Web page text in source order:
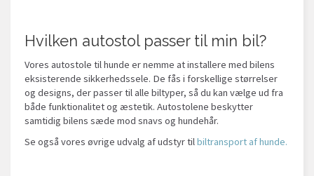
Hvilken autostol passer til min bil?
Vores autostole til hunde er nemme at installere med bilens
eksisterende sikkerhedssele. De fås i forskellige størrelser
og designs, der passer til alle biltyper, så du kan vælge ud fra
både funktionalitet og æstetik. Autostolene beskytter
samtidig bilens sæde mod snavs og hundehår.
Se også vores øvrige udvalg af udstyr tilbiltransport af hunde.